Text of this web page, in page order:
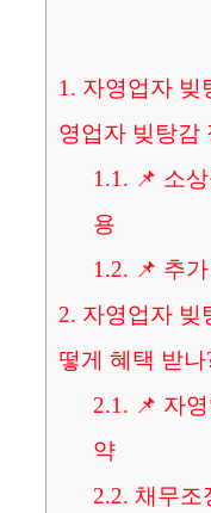
1. 자영업자 빚
영업자 빚탕감
1.1. 📌 소
용
1.2. 📌 추
2. 자영업자 빚
떻게 혜택 받나
2.1. 📌 자
약
2.2. 채무조